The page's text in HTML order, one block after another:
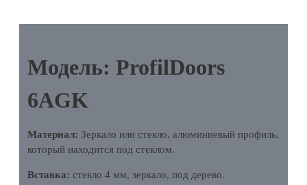
Модель: ProfilDoors
6AGK
Материал: Зеркало или стекло, алюминиевый профиль,
который находится под стеклом.
Вставка: стекло 4 мм, зеркало, под дерево.